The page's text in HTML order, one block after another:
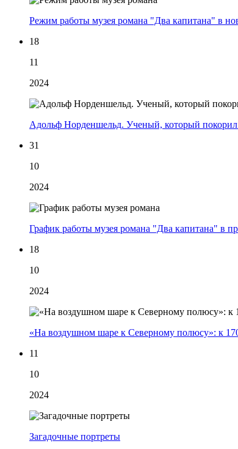
Режим работы музея романа "Два капитана" в
18
11
2024
Адольф Норденшельд. Ученый, который
31
10
2024
График работы музея романа "Два капитана" в
18
10
2024
«На воздушном шаре к Северному полюсу»: к
11
10
2024
Загадочные портреты